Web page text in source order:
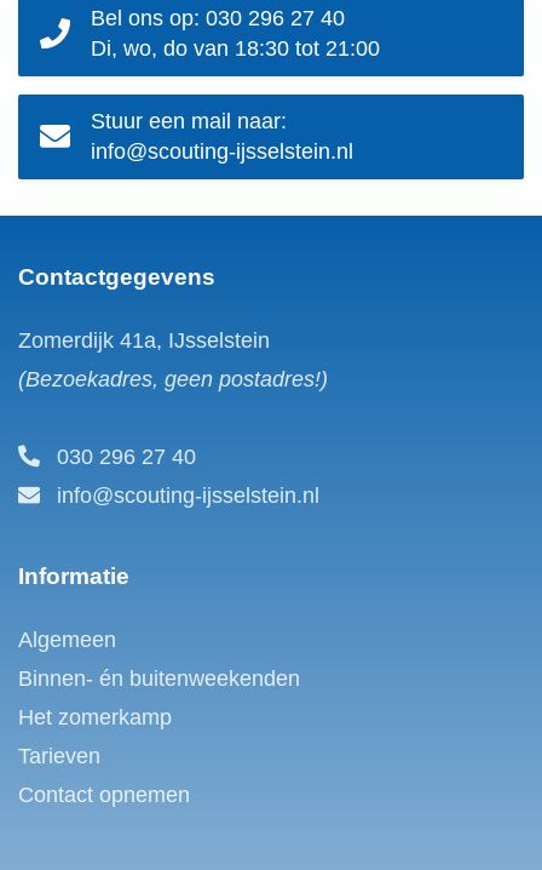
Bel ons op: 030 296 27 40
Di, wo, do van 18:30 tot 21:00
Stuur een mail naar:
info@scouting-ijsselstein.nl
Contactgegevens
Zomerdijk 41a, IJsselstein
(Bezoekadres, geen postadres!)
030 296 27 40
info@scouting-ijsselstein.nl
Informatie
Algemeen
Binnen- én buitenweekenden
Het zomerkamp
Tarieven
Contact opnemen